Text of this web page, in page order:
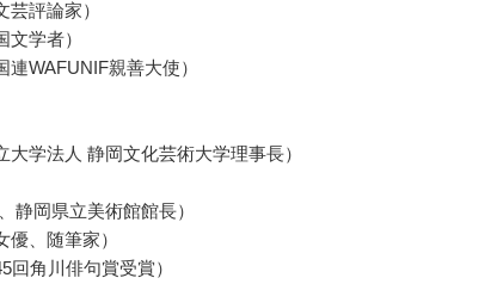
評論家）
学者）
WAFUNIF親善大使）
学法人 静岡文化芸術大学理事長）
静岡県立美術館館長）
、随筆家）
回角川俳句賞受賞）